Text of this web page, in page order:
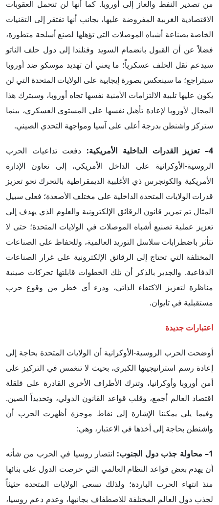
من تصدير النفط والغاز إلى أوروبا. كما أنها لن تتحمل العقوبات
الاقتصادية الغربية المفروضة عليها، بجانب أنها تفتقر إلى التقنيات
الخاصة بصناعة أشباه الموصلات التي تؤهلها لصنع أسلحة متطورة،
فضلاً عن أن القبول بانضمام السويد وفنلندا إلى دول حلف الناتو
سيدعم ثقل الحلف عسكرياً؛ ما يعني أن تهديد موسكو ضد أوروبا
سيتراجع؛ ما سينعكس بصورة إيجابية على الولايات المتحدة التي لن
يكون عليها تلبية الالتزامات الأمنية نفسها تجاه أوروبا، وسيترك هذا
المجال لأوروبا لإعادة تأهيل نفسها على المستوى العسكري، بينما
ستركز واشنطن بدرجة أعلى على آسيا ومواجهة التحدي الصيني.
4
– تعزيز القدرات الداخلية الأمريكية: دفعت تداعيات الحرب
الروسية-الأوكرانية على الداخل الأمريكي، إلى تعاون الإدارة
الأمريكية والكونجرس ذي الأغلبية الديمقراطية بالتحرك نحو تعزيز
قدرات الولايات المتحدة الداخلية على مختلف الأصعدة؛ فعلى سبيل
المثال تم تمرير قانون الرقائق الإلكترونية والعلوم الذي يهدف إلى
تعزيز عملية تصنيع أشباه الموصلات في الولايات المتحدة؛ حتى لا
تتأثر باضطرابات سلاسل التوريد العالمية، وللحفاظ على الصناعات
المختلفة التي تحتاج إلى الرقائق الإلكترونية على غرار الصناعات
الدفاعية. والجدير بالذكر أن تلك الخطوات قابلتها تحركات صينية
مناظرة لتعزيز الاكتفاء الذاتي، ودرء أي خطر من وقوع حرب
مستقبلية في تايوان.
اعتبارات جديدة
أوضحت الحرب الروسية-الأوكرانية أن الولايات المتحدة بحاجة إلى
إعادة رسم استراتيجيتها الكبرى، بحيث لا تنغمس في التركيز على
أمن أوروبا وأوكرانيا، وتترك الأطراف الأخرى القادرة على قلقلة
اقتصاد العالم أجمع، وقلب قواعد القانون الدولي، وتحديداً الصين.
وفيما يلي يمكننا الإشارة إلى نقاط موجزة أظهرت الحرب أن
واشنطن بحاجة إلى أخذها في الاعتبار، وهي:
1– محاولة جذب دول الجنوب: انتصار روسيا في الحرب من شأنه
أن يهدم بعض قواعد النظام العالمي التي حرصت الدول على بنائها
منذ انتهاء الحرب الباردة؛ ولذلك تسعى الولايات المتحدة حثيثاً
لجذب دول العالم المختلفة للاصطفاف بجانبها، وعدم دعم روسيا،